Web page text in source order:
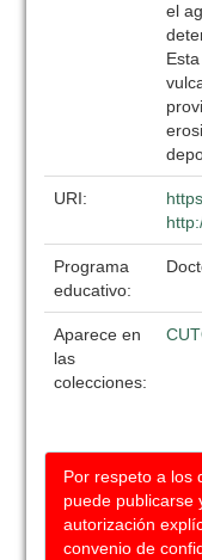
el
URI:
Programa
educativo:
Aparece en
las
colecciones:
Por respeto a los
puede publicarse
autorización
convenio de